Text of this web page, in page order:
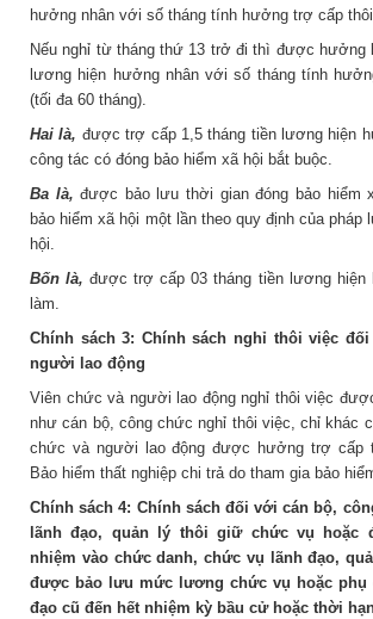
hưởng nhân với số tháng tính hưởng trợ cấp thôi
Nếu nghỉ từ tháng thứ 13 trở đi thì được hưởng
lương hiện hưởng nhân với số tháng tính
(tối đa 60 tháng).
Hai là, được trợ cấp 1,5 tháng tiền lương hiện
công tác có đóng bảo hiểm xã hội bắt buộc.
Ba là, được bảo lưu thời gian đóng bảo hiểm
bảo hiểm xã hội một lần theo quy định của pháp
hội.
Bốn là, được trợ cấp 03 tháng tiền lương hiện
làm.
Chính sách 3: Chính sách nghỉ thôi việc
người lao động
Viên chức và người lao động nghỉ thôi việc
như cán bộ, công chức nghỉ thôi việc, chỉ khác
chức và người lao động được hưởng trợ cấp
Bảo hiểm thất nghiệp chi trả do tham gia bảo
Chính sách 4: Chính sách đối với cán bộ,
lãnh đạo, quản lý thôi giữ chức vụ hoặc
nhiệm vào chức danh, chức vụ lãnh đạo,
được bảo lưu mức lương chức vụ hoặc phụ
đạo cũ đến hết nhiệm kỳ bầu cử hoặc thời